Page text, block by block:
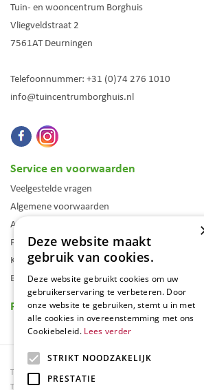
Tuin- en wooncentrum Borghuis
Vliegveldstraat 2
7561AT Deurningen
Telefoonnummer: +31 (0)74 276 1010
info@tuincentrumborghuis.nl
Service en voorwaarden
Veelgestelde vragen
Algemene voorwaarden
Assortiment
Folder
Klantenkaart
Blog
Reviews
Tuincentrum Borghuis
Tuinmeubels
Deze website maakt
gebruik van cookies.
Deze website gebruikt cookies om uw
gebruikerservaring te verbeteren. Door
onze website te gebruiken, stemt u in met
alle cookies in overeenstemming met ons
Cookiebeleid. Lees verder
STRIKT NOODZAKELIJK
PRESTATIE